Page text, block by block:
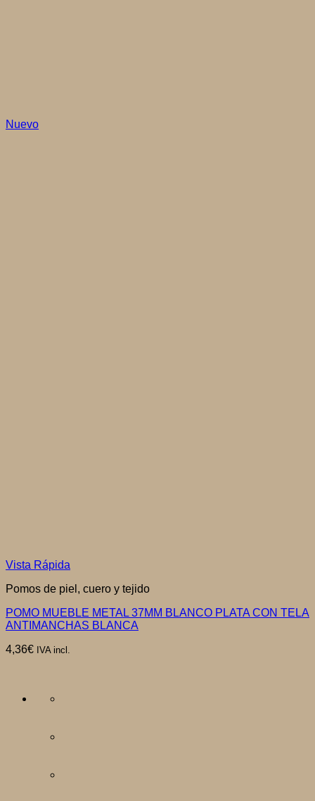
Nuevo
Vista Rápida
Pomos de piel, cuero y tejido
POMO MUEBLE METAL 37MM BLANCO PLATA CON TELA
ANTIMANCHAS BLANCA
4,36€ IVA incl.